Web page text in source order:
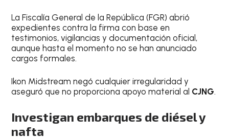
La Fiscalía General de la República (FGR) abrió
expedientes contra la firma con base en
testimonios, vigilancias y documentación oficial,
aunque hasta el momento no se han anunciado
cargos formales.
Ikon Midstream negó cualquier irregularidad y
aseguró que no proporciona apoyo material al CJNG.
Investigan embarques de diésel y
nafta